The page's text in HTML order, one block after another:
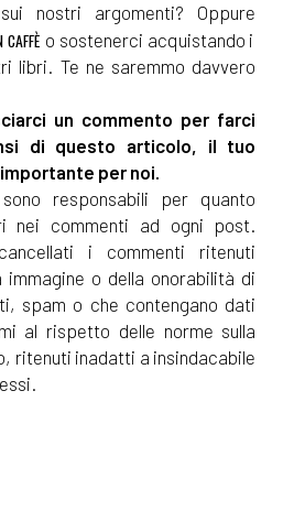
la libertà, di
pagina 69
pagina 69
di Trama volume
pagina 69
pagina 69
nostri argomenti? Oppure
CAFFÈ o sostenerci acquistando i
libri. Te ne saremmo davvero
un commento per farci
di questo articolo, il tuo
per noi.
responsabili per quanto
nei commenti ad ogni post.
i commenti ritenuti
o della onorabilità di
spam o che contengano dati
al rispetto delle norme sulla
ritenuti inadatti a insindacabile